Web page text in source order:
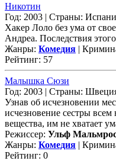
Никотин
Год: 2003 | Страны:
Хакер Лоло без ума от
Андреа. Последствия
Жанры: Комедия |
Рейтинг: 57
Малышка Сюзи
Год: 2003 | Страны:
Узнав об исчезновении
исчез­новение сестры
вещества, им не хватает
Режиссер: Ульф
Жанры: Комедия |
Рейтинг: 0